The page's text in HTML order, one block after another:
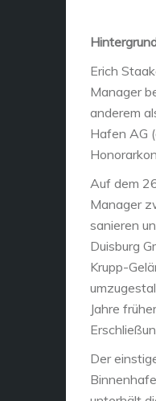
Erich
Manager
anderem
Hafen AG
Auf dem
Manager
sanieren
Duisburg
Krupp-
Jahre
Der